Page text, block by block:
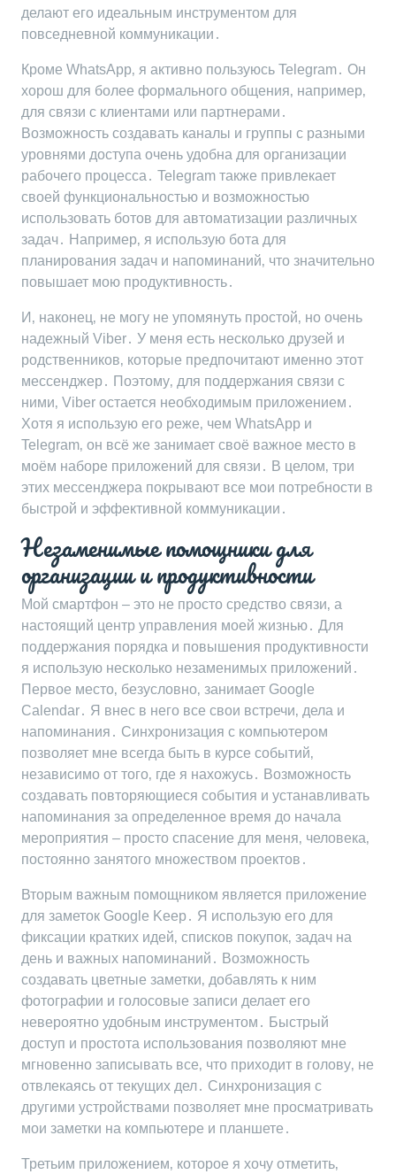
делают его идеальным инструментом для
повседневной коммуникации․
Кроме WhatsApp‚ я активно пользуюсь Telegram․ Он
хорош для более формального общения‚ например‚
для связи с клиентами или партнерами․
Возможность создавать каналы и группы с разными
уровнями доступа очень удобна для организации
рабочего процесса․ Telegram также привлекает
своей функциональностью и возможностью
использовать ботов для автоматизации различных
задач․ Например‚ я использую бота для
планирования задач и напоминаний‚ что значительно
повышает мою продуктивность․
И‚ наконец‚ не могу не упомянуть простой‚ но очень
надежный Viber․ У меня есть несколько друзей и
родственников‚ которые предпочитают именно этот
мессенджер․ Поэтому‚ для поддержания связи с
ними‚ Viber остается необходимым приложением․
Хотя я использую его реже‚ чем WhatsApp и
Telegram‚ он всё же занимает своё важное место в
моём наборе приложений для связи․ В целом‚ три
этих мессенджера покрывают все мои потребности в
быстрой и эффективной коммуникации․
Незаменимые помощники для
организации и продуктивности
Мой смартфон – это не просто средство связи‚ а
настоящий центр управления моей жизнью․ Для
поддержания порядка и повышения продуктивности
я использую несколько незаменимых приложений․
Первое место‚ безусловно‚ занимает Google
Calendar․ Я внес в него все свои встречи‚ дела и
напоминания․ Синхронизация с компьютером
позволяет мне всегда быть в курсе событий‚
независимо от того‚ где я нахожусь․ Возможность
создавать повторяющиеся события и устанавливать
напоминания за определенное время до начала
мероприятия – просто спасение для меня‚ человека‚
постоянно занятого множеством проектов․
Вторым важным помощником является приложение
для заметок Google Keep․ Я использую его для
фиксации кратких идей‚ списков покупок‚ задач на
день и важных напоминаний․ Возможность
создавать цветные заметки‚ добавлять к ним
фотографии и голосовые записи делает его
невероятно удобным инструментом․ Быстрый
доступ и простота использования позволяют мне
мгновенно записывать все‚ что приходит в голову‚ не
отвлекаясь от текущих дел․ Синхронизация с
другими устройствами позволяет мне просматривать
мои заметки на компьютере и планшете․
Третьим приложением‚ которое я хочу отметить‚